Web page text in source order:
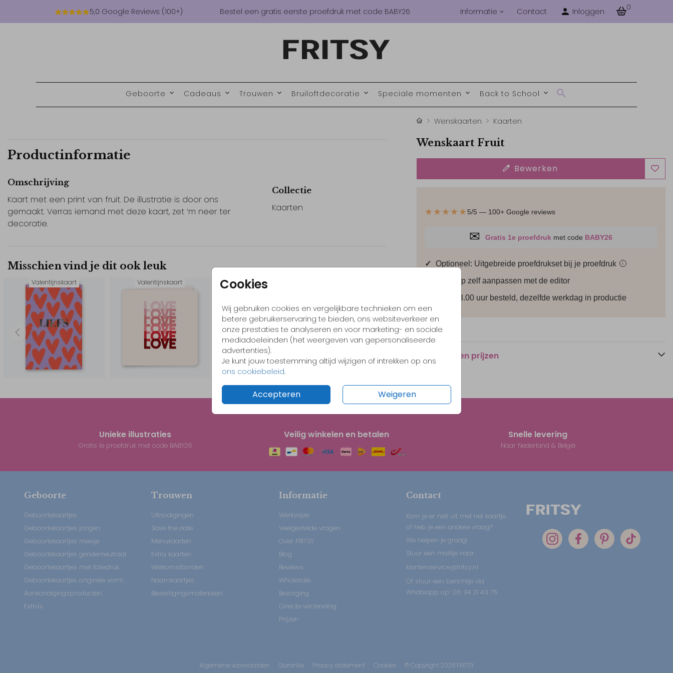
5,0 Google Reviews (100+) Bestel een gratis eerste proefdruk met code BABY26 Informatie Contact Inloggen 0
Geboorte Cadeaus Trouwen Bruiloftdecoratie Speciale momenten Back to School
Cookies
Wij gebruiken cookies en vergelijkbare technieken om een
betere gebruikerservaring te bieden, ons websiteverkeer en
onze prestaties te analyseren en voor marketing- en sociale
mediadoeleinden (het weergeven van gepersonaliseerde
advertenties).
Je kunt jouw toestemming altijd wijzigen of intrekken op ons
ons cookiebeleid.
Accepteren Weigeren
Productinformatie
Omschrijving
Kaart met een print van fruit. De illustratie is door ons
gemaakt. Verras iemand met deze kaart, zet ‘m neer ter
decoratie.
Collectie
Kaarten
Misschien vind je dit ook leuk
Valentijnskaart Valentijnskaart Valentijnskaart
Wenskaarten Kaarten
Wenskaart Fruit
Bewerken
★★★★★5/5 — 100+ Google reviews
✉ Gratis 1e proefdruk met code BABY26
✓ Optioneel: Uitgebreide proefdrukset bij je proefdruk i
Ontwerp zelf aanpassen met de editor
Voor 18.00 uur besteld, dezelfde werkdag in productie
Formaten en prijzen
Unieke illustraties
Gratis 1e proefdruk met code BABY26
Veilig winkelen en betalen Snelle levering
Naar Nederland & België
Geboorte
Geboortekaartjes
Geboortekaartjes jongen
Geboortekaartjes meisje
Geboortekaartjes genderneutraal
Geboortekaartjes met foliedruk
Geboortekaartjes originele vorm
Aankondigingsproducten
Extra's
Trouwen
Uitnodigingen
Save the date
Menukaarten
Extra kaarten
Welkomstborden
Naamkaartjes
Bevestigingsmaterialen
Informatie
Werkwijze
Veelgestelde vragen
Over FRITSY
Blog
Reviews
Wholesale
Bezorging
Directe verzending
Prijzen
Contact
Kom je er niet uit met het kaartje
of heb je een andere vraag?
We helpen je graag!
Stuur een mailtje naar:
klantenservice@fritsy.nl
Of stuur een berichtje via
Whatsapp op: 06 34 21 43 75
Algemene voorwaarden Garantie Privacy statement Cookies © Copyright 2026 FRITSY